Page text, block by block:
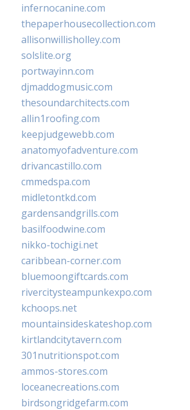
infernocanine.com
thepaperhousecollection.com
allisonwillisholley.com
solslite.org
portwayinn.com
djmaddogmusic.com
thesoundarchitects.com
allin1roofing.com
keepjudgewebb.com
anatomyofadventure.com
drivancastillo.com
cmmedspa.com
midletontkd.com
gardensandgrills.com
basilfoodwine.com
nikko-tochigi.net
caribbean-corner.com
bluemoongiftcards.com
rivercitysteampunkexpo.com
kchoops.net
mountainsideskateshop.com
kirtlandcitytavern.com
301nutritionspot.com
ammos-stores.com
loceanecreations.com
birdsongridgefarm.com